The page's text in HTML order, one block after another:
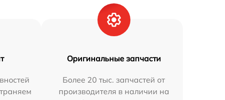
Оригинальные запчасти
Более 20 тыс. запчастей от
производителя в наличии на